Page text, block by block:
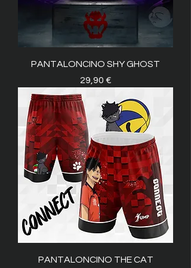
PANTALONCINO SHY GHOST
Prezzo
29,90 €
PANTALONCINO THE CAT